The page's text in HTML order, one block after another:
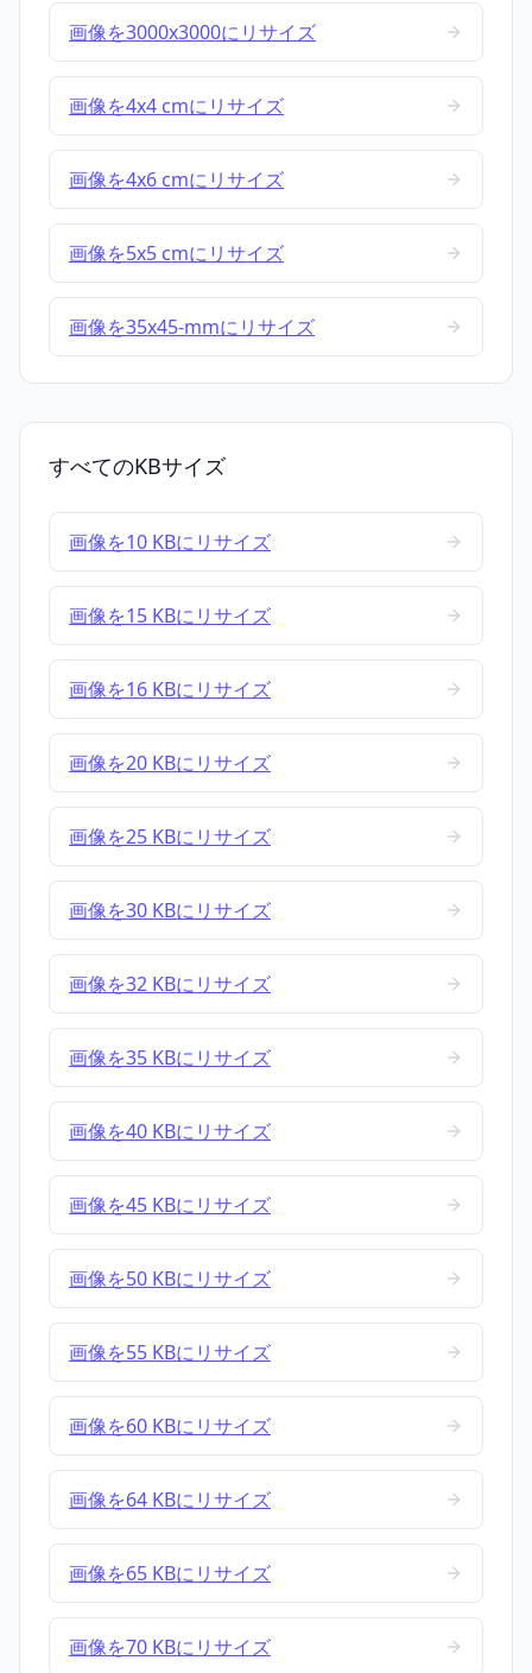
画像を3000x3000にリサイズ
画像を4x4 cmにリサイズ
画像を4x6 cmにリサイズ
画像を5x5 cmにリサイズ
画像を35x45-mmにリサイズ
すべてのKBサイズ
画像を10 KBにリサイズ
画像を15 KBにリサイズ
画像を16 KBにリサイズ
画像を20 KBにリサイズ
画像を25 KBにリサイズ
画像を30 KBにリサイズ
画像を32 KBにリサイズ
画像を35 KBにリサイズ
画像を40 KBにリサイズ
画像を45 KBにリサイズ
画像を50 KBにリサイズ
画像を55 KBにリサイズ
画像を60 KBにリサイズ
画像を64 KBにリサイズ
画像を65 KBにリサイズ
画像を70 KBにリサイズ